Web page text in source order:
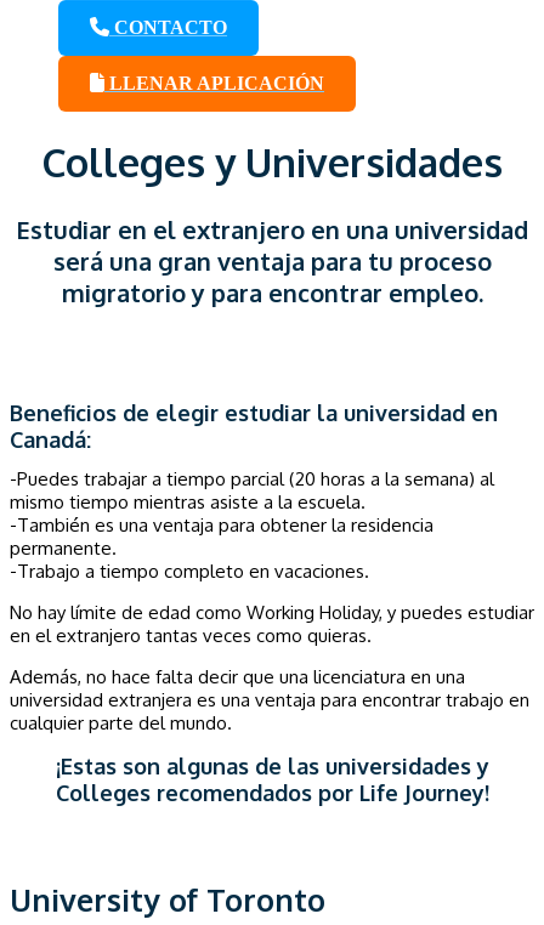
CONTACTO
LLENAR APLICACIÓN
Colleges y Universidades
Estudiar en el extranjero en una universidad
será una gran ventaja para tu proceso
migratorio y para encontrar empleo.
Beneficios de elegir estudiar la universidad en
Canadá:
-Puedes trabajar a tiempo parcial (20 horas a la semana) al
mismo tiempo mientras asiste a la escuela.
-También es una ventaja para obtener la residencia
permanente.
-Trabajo a tiempo completo en vacaciones.
No hay límite de edad como Working Holiday, y puedes estudiar
en el extranjero tantas veces como quieras.
Además, no hace falta decir que una licenciatura en una
universidad extranjera es una ventaja para encontrar trabajo en
cualquier parte del mundo.
¡Estas son algunas de las universidades y
Colleges recomendados por Life Journey!
University of Toronto